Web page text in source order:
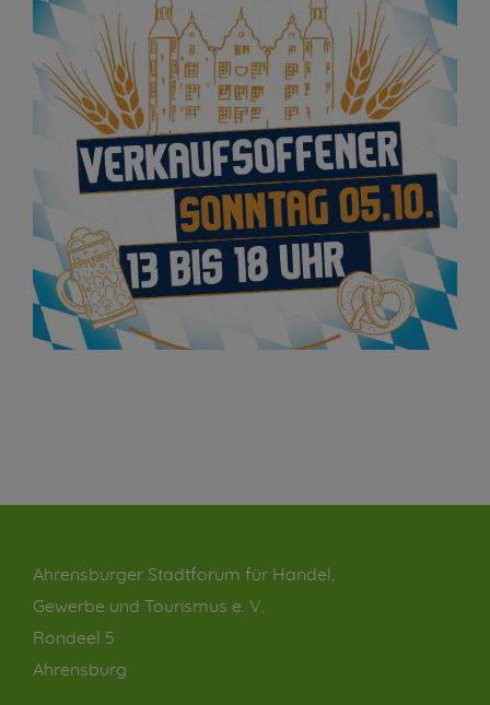
Ahrensburger Stadtforum für Handel,
Gewerbe und Tourismus e. V.
Rondeel 5
Ahrensburg